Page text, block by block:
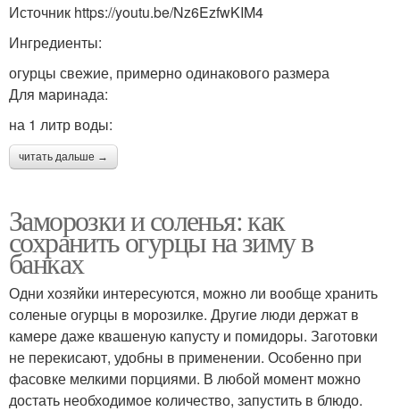
Источник https://youtu.be/Nz6EzfwKIM4
Ингредиенты:
огурцы свежие, примерно одинакового размера
Для маринада:
на 1 литр воды:
читать дальше →
Заморозки и соленья: как
сохранить огурцы на зиму в
банках
Одни хозяйки интересуются, можно ли вообще хранить
соленые огурцы в морозилке. Другие люди держат в
камере даже квашеную капусту и помидоры. Заготовки
не перекисают, удобны в применении. Особенно при
фасовке мелкими порциями. В любой момент можно
достать необходимое количество, запустить в блюдо.